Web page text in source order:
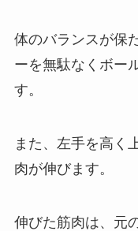
体のバランスが保
ーを無駄なくボー
す。
また、左手を高く
肉が伸びます。
伸びた筋肉は、元